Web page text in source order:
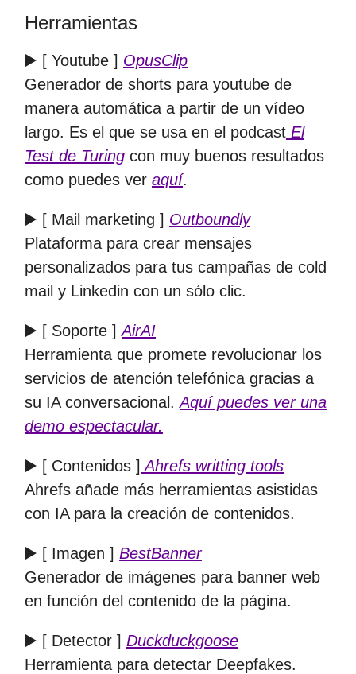
Herramientas
▶️ [ Youtube ] OpusClip
Generador de shorts para youtube de
manera automática a partir de un vídeo
largo. Es el que se usa en el podcast El
Test de Turing con muy buenos resultados
como puedes ver aquí.
▶️ [ Mail marketing ] Outboundly
Plataforma para crear mensajes
personalizados para tus campañas de cold
mail y Linkedin con un sólo clic.
▶️ [ Soporte ]AirAI
Herramienta que promete revolucionar los
servicios de atención telefónica gracias a
su IA conversacional.Aquí puedes ver una
demo espectacular.
▶️ [ Contenidos ] Ahrefs writting tools
Ahrefs añade más herramientas asistidas
con IA para la creación de contenidos.
▶️ [ Imagen ] BestBanner
Generador de imágenes para banner web
en función del contenido de la página.
▶️ [ Detector ] Duckduckgoose
Herramienta para detectar Deepfakes.